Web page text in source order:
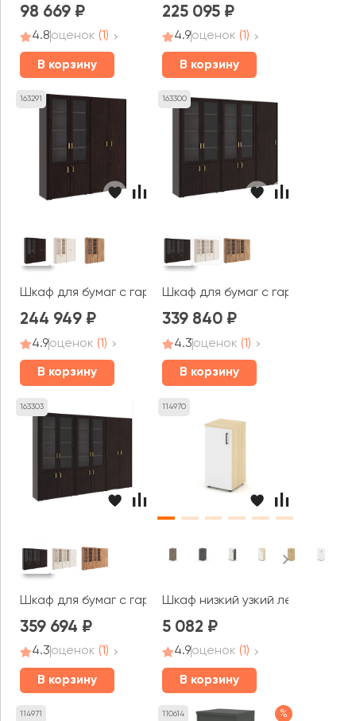
98 669
4.8оценок (1)
В корзину
225 095
4.9оценок (1)
В корзину
163291
Шкаф для бумаг с гардеробом Монза / Monza
244 949
4.9оценок (1)
В корзину
163300
Шкаф для бумаг с гардеробом
339 840
4.3оценок (1)
В корзину
163303
Шкаф для бумаг с гардеробом 6 створок Монза /
359 694
4.3оценок (1)
В корзину
114970
Шкаф низкий узкий левый
5 082
4.9оценок (1)
В корзину
114971 110614 %